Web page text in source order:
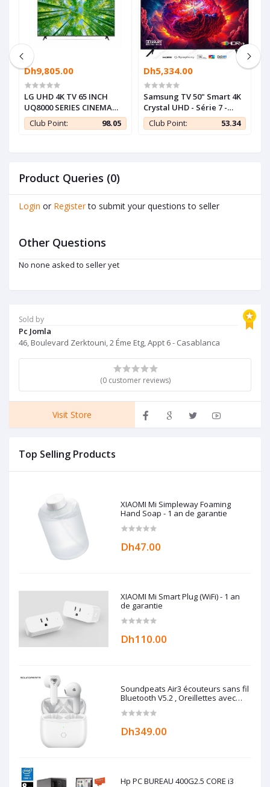
Sold by
Pc Jomla
46, Boulevard Zerktouni, 2 Éme Etg, Appt 6 - Casablanca
(0 customer reviews)
Visit Store
Top Selling Products
XIAOMI Mi Simpleway Foaming
Hand Soap - 1 an de garantie
Dh47.00
XIAOMI Mi Smart Plug (WiFi) - 1 an
de garantie
Dh110.00
Soundpeats Air3 écouteurs sans fil
Bluetooth V5.2 , Oreillettes avec
4 micros et CVC 8.0, Mode jeu
Dh349.00
Hp PC BUREAU 400G2.5 CORE i3
Dh9,805.00
LG UHD 4K TV 65 INCH
UQ8000 SERIES CINEMA
SCREEN
Club Point: 98.05
Dh5,334.00
Samsung TV 50" Smart 4K
Crystal UHD - Série 7 -
Bluetooth - Récepteur
Intégré +TNT
Club Point: 53.34
Product Queries (0)
Login or Register to submit your questions to seller
Other Questions
No none asked to seller yet